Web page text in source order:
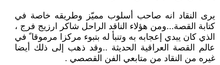
يرى النقاد انه صاحب أسلوب مميّز وطريقه خاصة في
كتابة القصة...ومن هؤلاء الناقد الراحل شاكر ارزيج فرج ،
الذي كان يبدي إعجابه به وتنبأ له بتبوء مركزا مرموقا ً في
عالم القصة العراقية الحديثة ..وقد ذهب إلى ذلك أيضا
غيره من النقاد من متابعي الفن القصصي .